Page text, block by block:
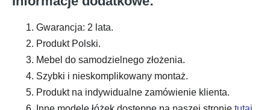
Gwarancja: 2 lata.
Produkt Polski.
Mebel do samodzielnego złożenia.
Szybki i nieskomplikowany montaż.
Produkt na indywidualne zamówienie klienta.